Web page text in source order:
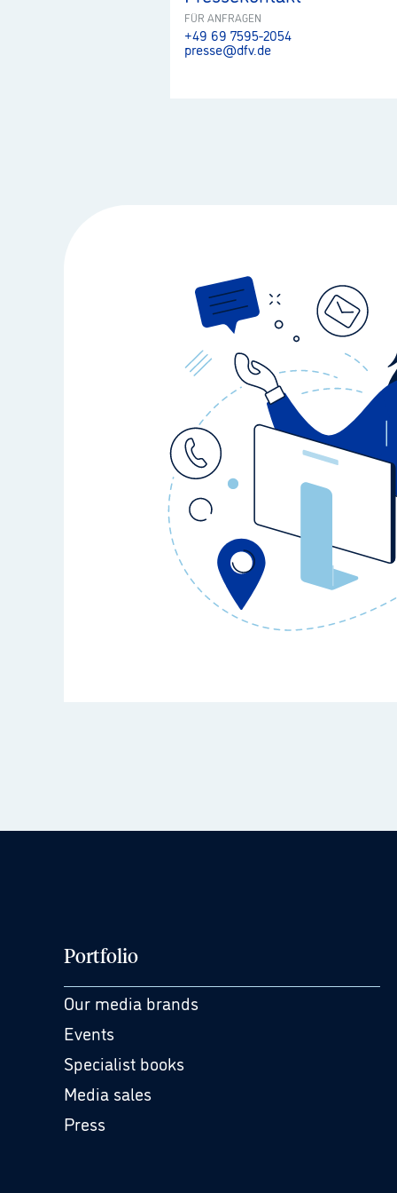
FÜR ANFRAGEN
+49 69 7595-2054
presse@dfv.de
Portfolio
Our media brands
Events
Specialist books
Media sales
Press